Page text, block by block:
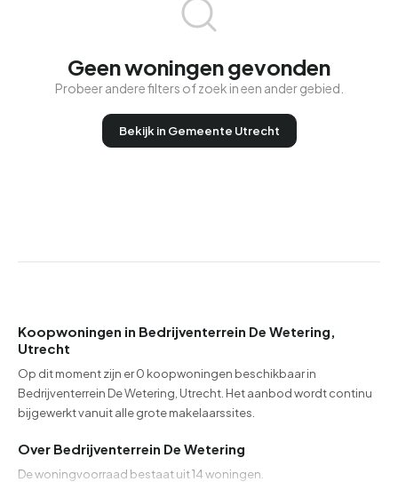
Geen woningen gevonden
Probeer andere filters of zoek in een ander gebied.
Bekijk in Gemeente Utrecht
Koopwoningen in Bedrijventerrein De Wetering,
Utrecht
Op dit moment zijn er 0 koopwoningen beschikbaar in
Bedrijventerrein De Wetering, Utrecht. Het aanbod wordt continu
bijgewerkt vanuit alle grote makelaarssites.
Over Bedrijventerrein De Wetering
De woningvoorraad bestaat uit 14 woningen.